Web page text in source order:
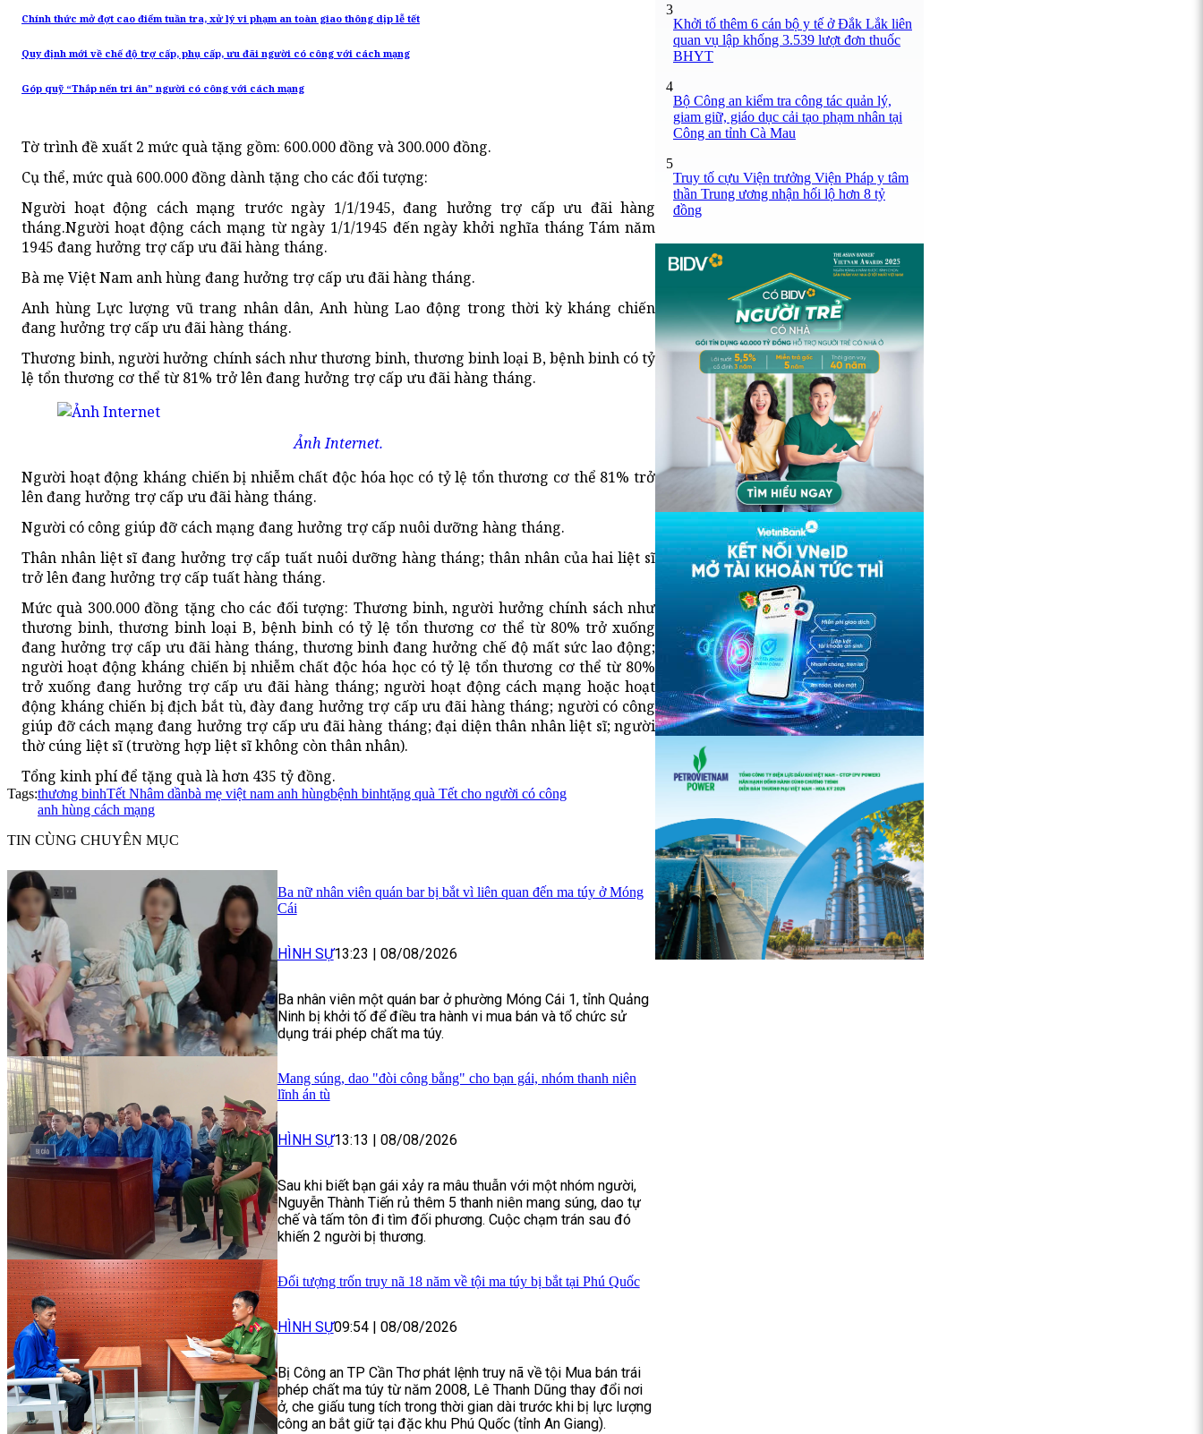
Chính thức mở đợt cao điểm tuần tra, xử lý vi phạm an toàn giao thông dịp lễ tết
Quy định mới về chế độ trợ cấp, phụ cấp, ưu đãi người có công với cách mạng
Góp quỹ “Thắp nến tri ân” người có công với cách mạng
Tờ trình đề xuất 2 mức quà tặng gồm: 600.000 đồng và 300.000 đồng.
Cụ thể, mức quà 600.000 đồng dành tặng cho các đối tượng:
Người hoạt động cách mạng trước ngày 1/1/1945, đang hưởng trợ cấp ưu đãi hàng
tháng.Người hoạt động cách mạng từ ngày 1/1/1945 đến ngày khởi nghĩa tháng Tám năm
1945 đang hưởng trợ cấp ưu đãi hàng tháng.
Bà mẹ Việt Nam anh hùng đang hưởng trợ cấp ưu đãi hàng tháng.
Anh hùng Lực lượng vũ trang nhân dân, Anh hùng Lao động trong thời kỳ kháng chiến
đang hưởng trợ cấp ưu đãi hàng tháng.
Thương binh, người hưởng chính sách như thương binh, thương binh loại B, bệnh binh có tỷ
lệ tổn thương cơ thể từ 81% trở lên đang hưởng trợ cấp ưu đãi hàng tháng.
Ảnh Internet.
Người hoạt động kháng chiến bị nhiễm chất độc hóa học có tỷ lệ tổn thương cơ thể 81% trở
lên đang hưởng trợ cấp ưu đãi hàng tháng.
Người có công giúp đỡ cách mạng đang hưởng trợ cấp nuôi dưỡng hàng tháng.
Thân nhân liệt sĩ đang hưởng trợ cấp tuất nuôi dưỡng hàng tháng; thân nhân của hai liệt sĩ
trở lên đang hưởng trợ cấp tuất hàng tháng.
Mức quà 300.000 đồng tặng cho các đối tượng: Thương binh, người hưởng chính sách như
thương binh, thương binh loại B, bệnh binh có tỷ lệ tổn thương cơ thể từ 80% trở xuống
đang hưởng trợ cấp ưu đãi hàng tháng, thương binh đang hưởng chế độ mất sức lao động;
người hoạt động kháng chiến bị nhiễm chất độc hóa học có tỷ lệ tổn thương cơ thể từ 80%
trở xuống đang hưởng trợ cấp ưu đãi hàng tháng; người hoạt động cách mạng hoặc hoạt
động kháng chiến bị địch bắt tù, đày đang hưởng trợ cấp ưu đãi hàng tháng; người có công
giúp đỡ cách mạng đang hưởng trợ cấp ưu đãi hàng tháng; đại diện thân nhân liệt sĩ; người
thờ cúng liệt sĩ (trường hợp liệt sĩ không còn thân nhân).
Tổng kinh phí để tặng quà là hơn 435 tỷ đồng.
Tags:thương binhTết Nhâm dầnbà mẹ việt nam anh hùngbệnh binhtặng quà Tết cho người có công
anh hùng cách mạng
TIN CÙNG CHUYÊN MỤC
Ba nữ nhân viên quán bar bị bắt vì liên quan đến ma túy ở Móng
Cái
HÌNH SỰ13:23 08/08/2026
Ba nhân viên một quán bar ở phường Móng Cái 1, tỉnh Quảng
Ninh bị khởi tố để điều tra hành vi mua bán và tổ chức sử
dụng trái phép chất ma túy.
Mang súng, dao "đòi công bằng" cho bạn gái, nhóm thanh niên
lĩnh án tù
HÌNH SỰ13:13 08/08/2026
Sau khi biết bạn gái xảy ra mâu thuẫn với một nhóm người,
Nguyễn Thành Tiến rủ thêm 5 thanh niên mang súng, dao tự
chế và tấm tôn đi tìm đối phương. Cuộc chạm trán sau đó
khiến 2 người bị thương.
Đối tượng trốn truy nã 18 năm về tội ma túy bị bắt tại Phú Quốc
HÌNH SỰ09:54 08/08/2026
Bị Công an TP Cần Thơ phát lệnh truy nã về tội Mua bán trái
phép chất ma túy từ năm 2008, Lê Thanh Dũng thay đổi nơi
ở, che giấu tung tích trong thời gian dài trước khi bị lực lượng
công an bắt giữ tại đặc khu Phú Quốc (tỉnh An Giang).
3
Khởi tố thêm 6 cán bộ y tế ở Đắk Lắk liên
quan vụ lập khống 3.539 lượt đơn thuốc
BHYT
4
Bộ Công an kiểm tra công tác quản lý,
giam giữ, giáo dục cải tạo phạm nhân tại
Công an tỉnh Cà Mau
5
Truy tố cựu Viện trưởng Viện Pháp y tâm
thần Trung ương nhận hối lộ hơn 8 tỷ
đồng